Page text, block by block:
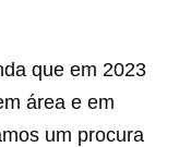
que em 2023
área e em
um procura